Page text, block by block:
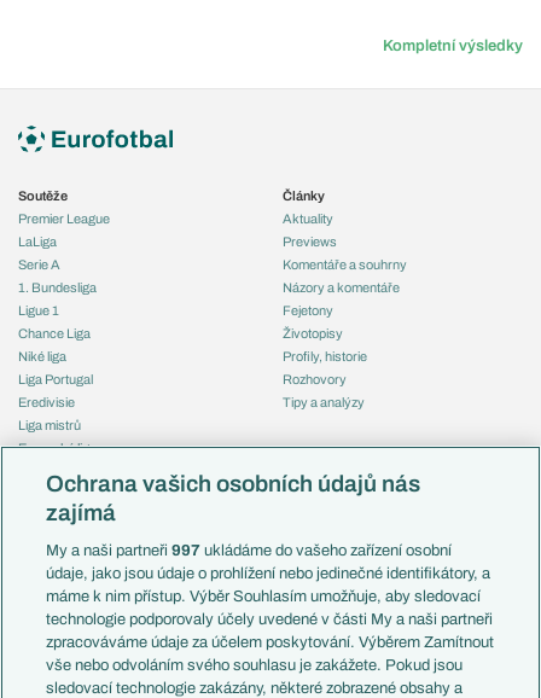
Kompletní výsledky
Soutěže
Premier League
LaLiga
Serie A
1. Bundesliga
Ligue 1
Chance Liga
Niké liga
Liga Portugal
Eredivisie
Liga mistrů
Evropská liga
Mistrovství světa
Liga národů
Témata
Představení týmů MS
EuroSkauting
PL v kostce
Evropské koeficienty
Přestupy
Články
Aktuality
Previews
Komentáře a souhrny
Názory a komentáře
Fejetony
Životopisy
Profily, historie
Rozhovory
Tipy a analýzy
Česko
Francie
Itálie
Německo
Španělsko
Argentina
Brazílie
Ochrana vašich osobních údajů nás
zajímá
My a naši partneři997 ukládáme do vašeho zařízení osobní
údaje, jako jsou údaje o prohlížení nebo jedinečné identifikátory, a
máme k nim přístup. Výběr Souhlasím umožňuje, aby sledovací
technologie podporovaly účely uvedené v části My a naši partneři
zpracováváme údaje za účelem poskytování. Výběrem Zamítnout
vše nebo odvoláním svého souhlasu je zakážete. Pokud jsou
sledovací technologie zakázány, některé zobrazené obsahy a